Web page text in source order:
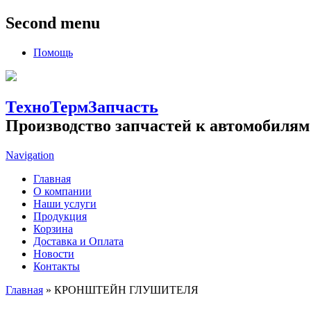
Second menu
Помощь
ТехноТермЗапчасть
Производство запчастей к
Navigation
Главная
О компании
Наши услуги
Продукция
Корзина
Доставка и Оплата
Новости
Контакты
Главная » КРОНШТЕЙН ГЛУШИТЕЛЯ